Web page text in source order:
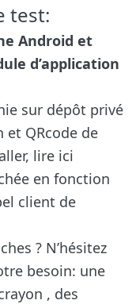
test:
Android et
d’application
sur dépôt privé
et QRcode de
lire ici
en fonction
client de
? N’hésitez
besoin: une
, des